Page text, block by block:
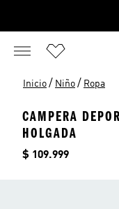
Inicio / Niño / Ropa
CAMPERA
HOLGADA
Precio
$ 109.999